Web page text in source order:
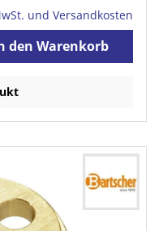
und Versandkosten
den Warenkorb